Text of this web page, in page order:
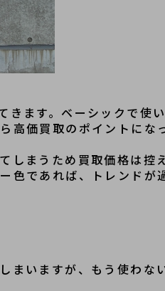
きます。ベーシックで使
価買取のポイントにな
まうため買取価格は控
色であれば、トレンドが
まいますが、もう使わな